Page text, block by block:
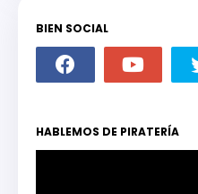
BIEN SOCIAL
HABLEMOS DE PIRATERÍA